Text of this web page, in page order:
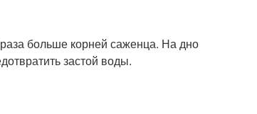
больше корней саженца. На дно
застой воды.